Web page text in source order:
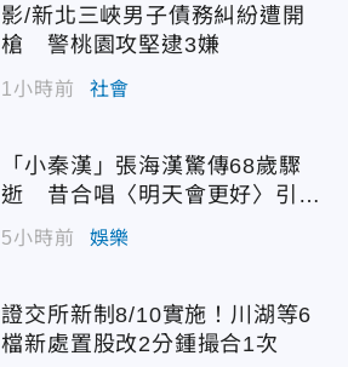
影/新北三峽男子債務糾紛遭開
槍 警桃園攻堅逮3嫌
1小時前 社會
「小秦漢」張海漢驚傳68歲驟
逝 昔合唱〈明天會更好〉引追
憶
5小時前 娛樂
證交所新制8/10實施！川湖等6
檔新處置股改2分鍾撮合1次